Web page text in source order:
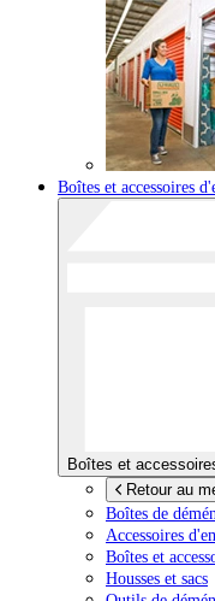
Boîtes et accessoires
Boîtes et
Retour au
Boîtes de
Accessoires
Boîtes et
Housses et sacs